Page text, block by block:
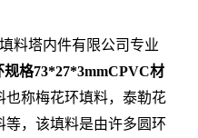
料塔内件有限公司专业
格73*27*3mmCPVC材
也称梅花环填料，泰勒花
，该填料是由许多圆环